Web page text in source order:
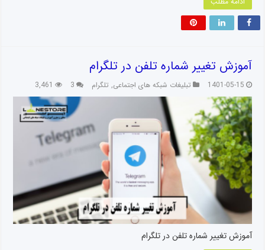
آموزش تغییر شماره تلفن در تلگرام
1401-05-15 تبلیغات شبکه های اجتماعی, تلگرام 3
3,461
آموزش تغییر شماره تلفن در تلگرام